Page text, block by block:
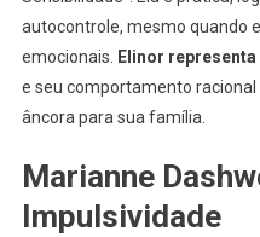
autocontrole, mesmo quando
emocionais.
Elinor
e seu comportamento
âncora para sua família.
Marianne
Impulsividade